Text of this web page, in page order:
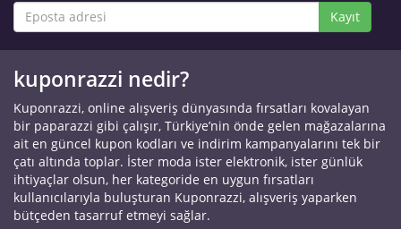
Kayıt
kuponrazzi nedir?
Kuponrazzi, online alışveriş dünyasında fırsatları kovalayan
bir paparazzi gibi çalışır, Türkiye’nin önde gelen mağazalarına
ait en güncel kupon kodları ve indirim kampanyalarını tek bir
çatı altında toplar. İster moda ister elektronik, ister günlük
ihtiyaçlar olsun, her kategoride en uygun fırsatları
kullanıcılarıyla buluşturan Kuponrazzi, alışveriş yaparken
bütçeden tasarruf etmeyi sağlar.